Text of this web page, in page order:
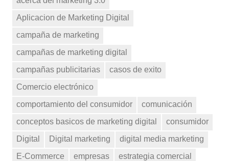
Aplicacion de Marketing Digital
campaña de marketing
campañas de marketing digital
campañas publicitarias
casos de exito
Comercio electrónico
comportamiento del consumidor
comunicación
conceptos basicos de marketing digital
consumidor
Digital
Digital marketing
digital media marketing
E-Commerce
empresas
estrategia comercial